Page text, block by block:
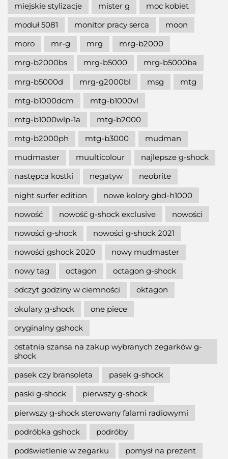
miejskie stylizacje
mister g
moc kobiet
moduł 5081
monitor pracy serca
moon
moro
mr-g mrg
mrg-b2000
mrg-b2000bs
mrg-b5000
mrg-b5000ba
mrg-b5000d
mrg-g2000bl msg
mtg
mtg-b1000dcm
mtg-b1000vl
mtg-b1000wlp-1a
mtg-b2000
mtg-b2000ph
mtg-b3000
mudman
mudmaster
muulticolour
najlepsze g-shock
następca kostki
negatyw
neobrite
night surfer edition
nowe kolory gbd-h1000
nowość
nowość g-shock exclusive
nowości
nowości g-shock
nowości g-shock 2021
nowości gshock 2020
nowy mudmaster
nowy tag
octagon
octagon g-shock
odczyt godziny w ciemności
oktagon
okulary g-shock
one piece
oryginalny gshock
ostatnia szansa na zakup wybranych zegarków g-
shock
pasek czy bransoleta
pasek g-shock
paski g-shock
pierwszy g-shock
pierwszy g-shock sterowany falami radiowymi
podróbka gshock
podróby
podświetlenie w zegarku
pomysł na prezent